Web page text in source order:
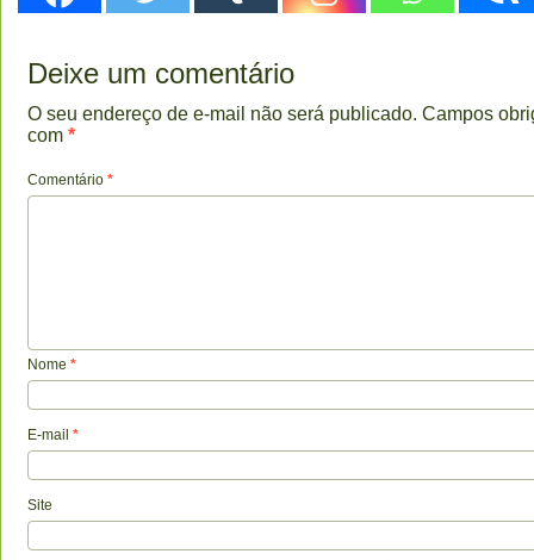
Deixe um comentário
O seu endereço de e-mail não será publicado. Campos
com *
Comentário *
Nome *
E-mail *
Site